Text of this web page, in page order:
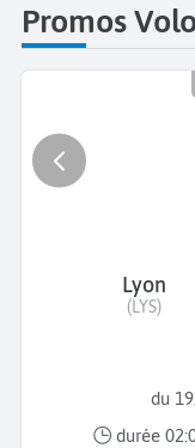
Promos
Lyon
(LYS)
du
durée